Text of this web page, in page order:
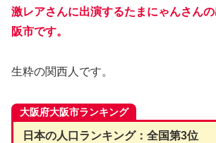
激レアさんに出演するたまにゃんさん
阪市です。
生粋の関西人です。
大阪府大阪市ランキング
日本の人口ランキング：全国第3位